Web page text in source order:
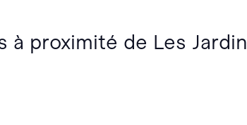
proximité de Les